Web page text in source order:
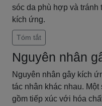
sóc da phù hợp và tránh
kích ứng.
Tóm tắt
Nguyên nhân
Nguyên nhân gây kích
tác nhân khác nhau.
gồm tiếp xúc với hóa